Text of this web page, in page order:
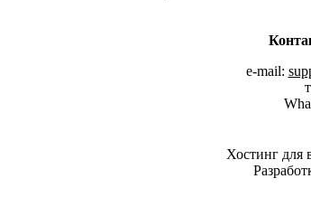
e-mail:
Хостинг для